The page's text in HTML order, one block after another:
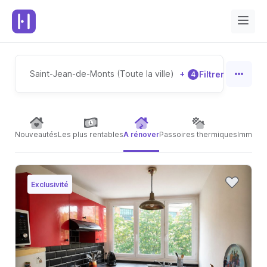
Saint-Jean-de-Monts (Toute la ville) + 4 Filtrer
NouveautésLes plus rentablesA rénoverPassoires thermiques
Exclusivité